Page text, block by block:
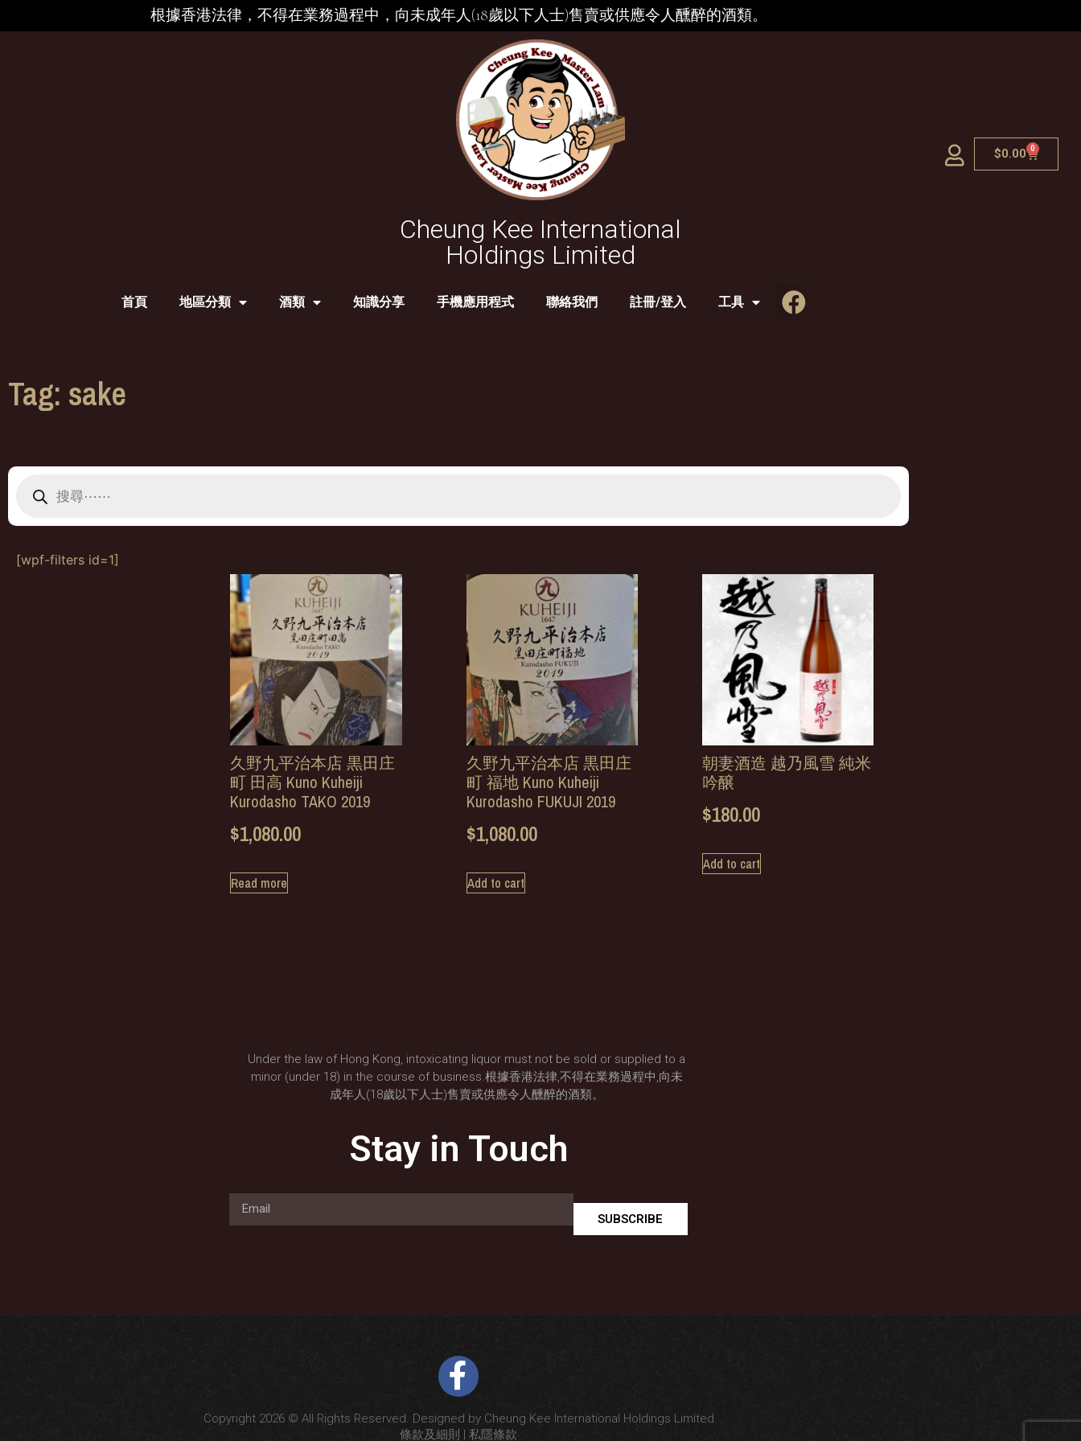
根據香港法律，不得在業務過程中，向未成年人(18歲以下人士)售賣或供應令人醺醉的酒類。
Cheung Kee International
Holdings Limited
$0.00 0
首頁 地區分類 酒類 知識分享 手機應用程式 聯絡我們 註冊/登入 工具
Tag: sake
[wpf-filters id=1]
久野九平治本店 黒田庄
町 田高 Kuno Kuheiji
Kurodasho TAKO 2019
$1,080.00
Read more
久野九平治本店 黒田庄
町 福地 Kuno Kuheiji
Kurodasho FUKUJI 2019
$1,080.00
Add to cart
朝妻酒造 越乃風雪 純米
吟醸
$180.00
Add to cart
Under the law of Hong Kong, intoxicating liquor must not be sold or supplied to a
minor (under 18) in the course of business.根據香港法律,不得在業務過程中,向未
成年人(18歲以下人士)售賣或供應令人醺醉的酒類。
Stay in Touch
SUBSCRIBE
Copyright 2026 © All Rights Reserved. Designed by Cheung Kee International Holdings Limited
條款及細則 | 私隱條款